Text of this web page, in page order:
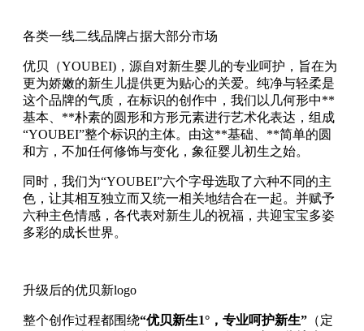
各类一线二线品牌占据大部分市场
优贝（YOUBEI)，源自对新生婴儿的专业呵护，旨在为
更为娇嫩的新生儿提供更为贴心的关爱。纯净与轻柔是
这个品牌的气质，在标识的创作中，我们以几何形中**
基本、**朴素的圆形和方形元素进行艺术化表达，组成
“YOUBEI”整个标识的主体。由这**基础、**简单的圆
和方，不加任何修饰与变化，象征婴儿初生之始。
同时，我们为“YOUBEI”六个字母选取了六种不同的主
色，让其相互独立而又统一相关地结合在一起。并赋予
六种主色情感，各代表对新生儿的祝福，共迎宝宝多姿
多彩的成长世界。
升级后的优贝新logo
整个创作过程都围绕“优贝新生1°，专业呵护新生” （定